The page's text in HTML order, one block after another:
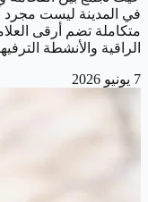
في المدينة ليست مجرد
متكاملة تضم أرقى
الراقية والأنشطة
7 يونيو 2026